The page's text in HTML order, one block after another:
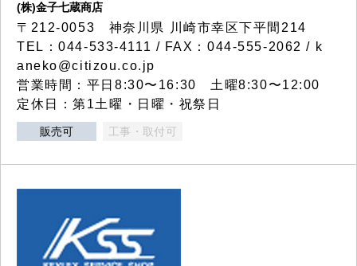
(株)金子七蔵商店
〒212-0053 神奈川県 川崎市幸区下平間214
TEL：044-533-4111 / FAX：044-555-2062 / k
aneko@citizou.co.jp
営業時間：平日8:30〜16:30 土曜8:30〜12:00
定休日：第1土曜・日曜・祝祭日
販売可 工事・取付可